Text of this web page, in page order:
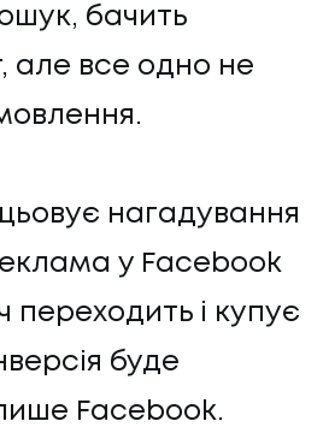
бачить
але все одно не
нагадування
у Facebook
переходить і купує
буде
Facebook.